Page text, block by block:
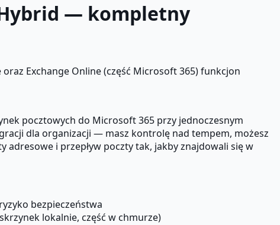
Hybrid — kompletny
Exchange Online (część Microsoft 365) funkcjon
pocztowych do Microsoft 365 przy jednoczesnym
dla organizacji — masz kontrolę nad tempem, możesz
i przepływ poczty tak, jakby znajdowali się w
bezpieczeństwa
lokalnie, część w chmurze)